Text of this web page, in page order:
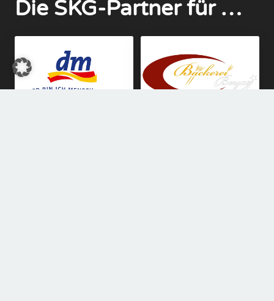
Die SKG-Partner für …